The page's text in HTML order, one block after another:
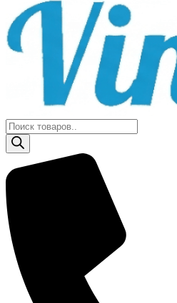
Поиск
товаров